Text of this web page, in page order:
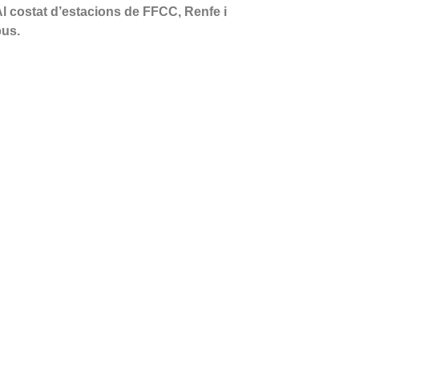
costat d’estacions de FFCC, Renfe i